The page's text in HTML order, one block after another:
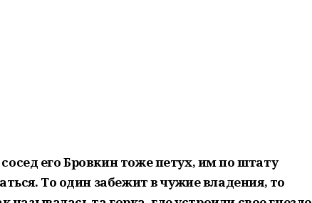
его Бровкин тоже петух, им по штату
То один забежит в чужие владения, то